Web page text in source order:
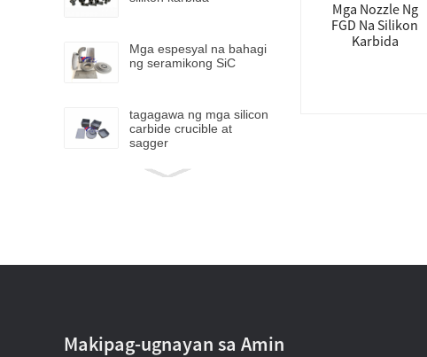
Mga espesyal na bahagi
ng seramikong SiC
tagagawa ng mga silicon
carbide crucible at
sagger
Tagagawa ng mga
Mga Nozzle Ng
FGD Na Silikon
Karbida
Makipag-ugnayan sa Amin